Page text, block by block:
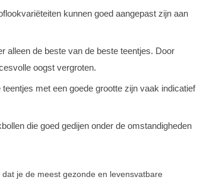
kunnen goed aangepast zijn aan
alleen de beste van de beste teentjes. Door
oogst vergroten.
met een goede grootte zijn vaak indicatief
die goed gedijen onder de omstandigheden
je de meest gezonde en levensvatbare